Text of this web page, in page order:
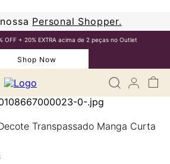
Personal Shopper.
OFF + 20% EXTRA acima de 2 peças no Outlet
Shop Now
Transpassado Manga Curta